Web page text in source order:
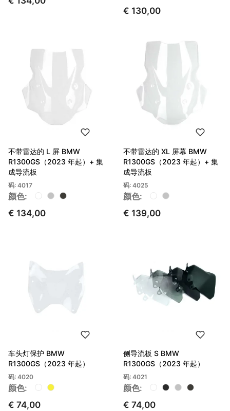
€ 130,00
不带雷达的 L 屏 BMW
R1300GS（2023 年起）+ 集
成导流板
码: 4017
颜色:
€ 134,00
不带雷达的 XL 屏幕 BMW
R1300GS（2023 年起）+ 集
成导流板
码: 4025
颜色:
€ 139,00
车头灯保护 BMW
R1300GS（2023 年起）
码: 4020
颜色:
€ 74,00
侧导流板 S BMW
R1300GS（2023 年起）
码: 4021
颜色:
€ 74,00